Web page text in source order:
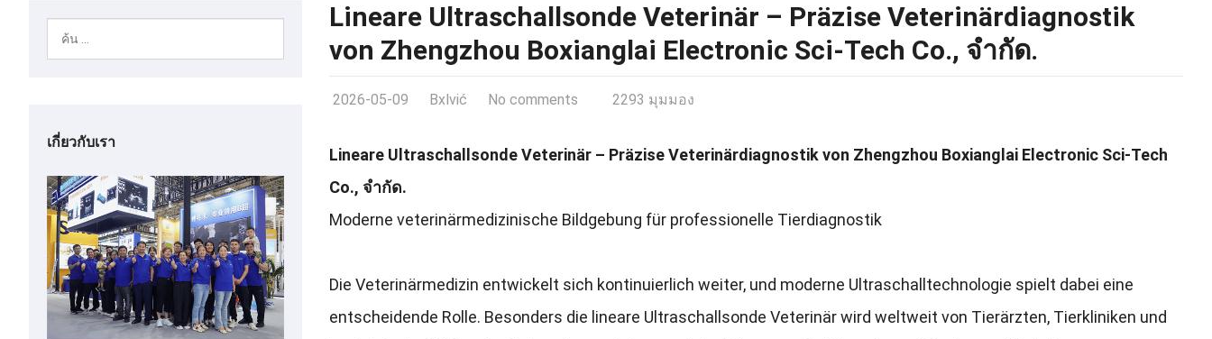
Lineare Ultraschallsonde Veterinär – Präzise Veterinärdiagnostik
von Zhengzhou Boxianglai Electronic Sci-Tech Co., จํากัด.
2026-05-09 Bxlvić No comments 2293 มุมมอง
Lineare Ultraschallsonde Veterinär – Präzise Veterinärdiagnostik von Zhengzhou Boxianglai Electronic Sci-Tech
Co., จํากัด.
Moderne veterinärmedizinische Bildgebung für professionelle Tierdiagnostik
Die Veterinärmedizin entwickelt sich kontinuierlich weiter, und moderne Ultraschalltechnologie spielt dabei eine
entscheidende Rolle. Besonders die lineare Ultraschallsonde Veterinär wird weltweit von Tierärzten, Tierkliniken und
เกี่ยวกับเรา